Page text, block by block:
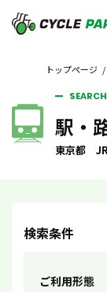
トップページ /
駅・
東京都
検索条件
ご利用形態